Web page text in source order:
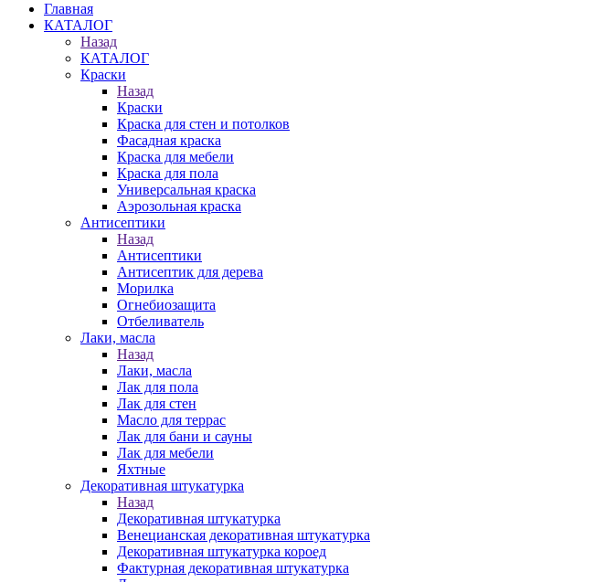
Главная
КАТАЛОГ
Назад
КАТАЛОГ
Краски
Назад
Краски
Краска для стен и потолков
Фасадная краска
Краска для мебели
Краска для пола
Универсальная краска
Аэрозольная краска
Антисептики
Назад
Антисептики
Антисептик для дерева
Морилка
Огнебиозащита
Отбеливатель
Лаки, масла
Назад
Лаки, масла
Лак для пола
Лак для стен
Масло для террас
Лак для бани и сауны
Лак для мебели
Яхтные
Декоративная штукатурка
Назад
Декоративная штукатурка
Венецианская декоративная штукатурка
Декоративная штукатурка короед
Фактурная декоративная штукатурка